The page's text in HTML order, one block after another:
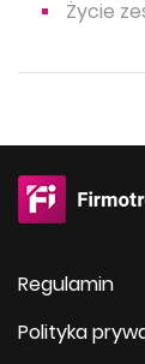
Życie
Regulamin
Polityka